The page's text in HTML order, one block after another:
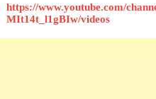
https://www.youtube.com/
MIt14t_l1gBIw/videos